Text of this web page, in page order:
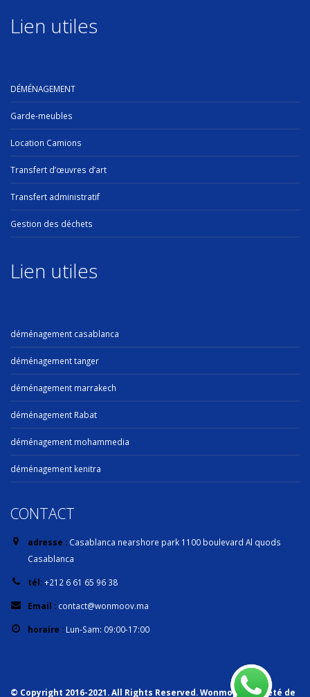
Lien utiles
DÉMÉNAGEMENT
Garde-meubles
Location Camions
Transfert d’œuvres d’art
Transfert administratif
Gestion des déchets
Lien utiles
déménagement casablanca
déménagement tanger
déménagement marrakech
déménagement Rabat
déménagement mohammedia
déménagement kenitra
CONTACT
adresse : Casablanca nearshore park 1100 boulevard Al quods
Casablanca
tél:+212 6 61 65 96 38
Email : contact@wonmoov.ma
horaire : Lun-Sam: 09:00-17:00
© Copyright 2016-2021. All Rights Reserved. Wonmoov : société de